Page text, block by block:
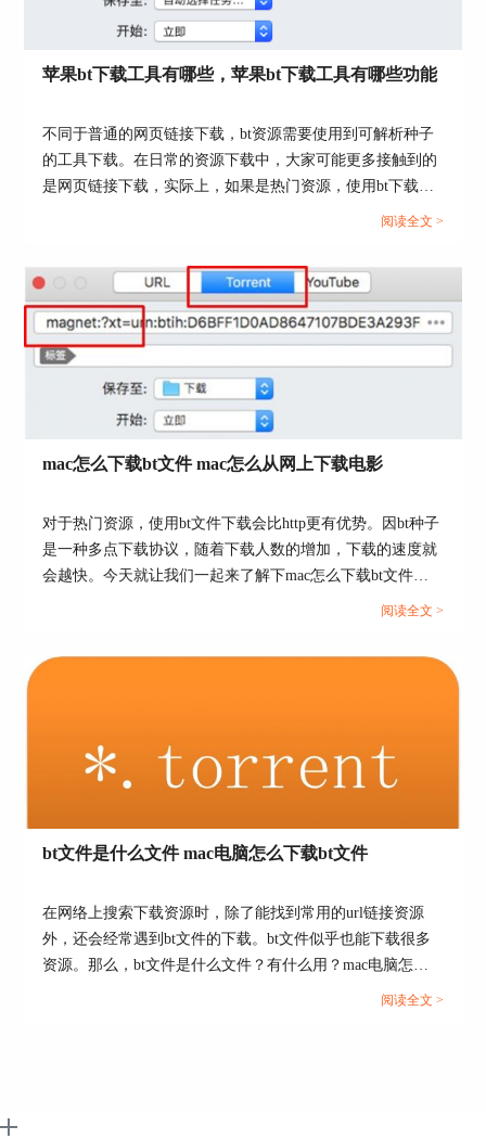
Folx对于一些需要排序的任务，是如何设置下载任
同步下载呢？
项中，设置同时运行最大任务数为1个，如下图4。
图4：限制同时最大任务数为1
这样就可以限制Folx会将下载任务一个一个地下载
Folx的主界面，鼠标右键任务，对执行的任务，进
行上移或下移操作即可，如下图5。
好了，以上就是关于Folx一些问题的具体解答教程
文章了，后续在Folx中文网站上，还会有更多关于
作者署名：包纸
苹果bt下载工具有哪些，苹果bt下载工具有哪些功能
不同于普通的网页链接下载，bt资源需要使用到可解析种子
的工具下载。在日常的资源下载中，大家可能更多接触到的
是网页链接下载，实际上，如果是热门资源，使用bt下载速
度会更快。本文会给大家介绍苹果bt下载工具有哪些，苹果
的小伙伴，可以看起来了！...
阅读全文 >
mac怎么下载bt文件 mac怎么从网上下载电影
对于热门资源，使用bt文件下载会比http更有优势。因bt种子
是一种多点下载协议，随着下载人数的增加，下载的速度就
会越快。今天就让我们一起来了解下mac怎么下载bt文件，
阅读全文 >
bt文件是什么文件 mac电脑怎么下载bt文件
在网络上搜索下载资源时，除了能找到常用的url链接资源
外，还会经常遇到bt文件的下载。bt文件似乎也能下载很多
资源。那么，bt文件是什么文件？有什么用？mac电脑怎么
下载bt文件？接下来，就让我们一起来详细了解以上问题
阅读全文 >